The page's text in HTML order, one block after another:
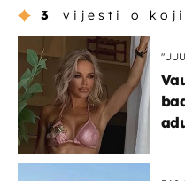
3 vijesti o